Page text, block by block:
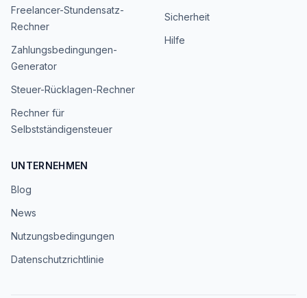
Freelancer-Stundensatz-
Rechner
Zahlungsbedingungen-
Generator
Steuer-Rücklagen-Rechner
Rechner für
Selbstständigensteuer
Sicherheit
Hilfe
UNTERNEHMEN
Blog
News
Nutzungsbedingungen
Datenschutzrichtlinie